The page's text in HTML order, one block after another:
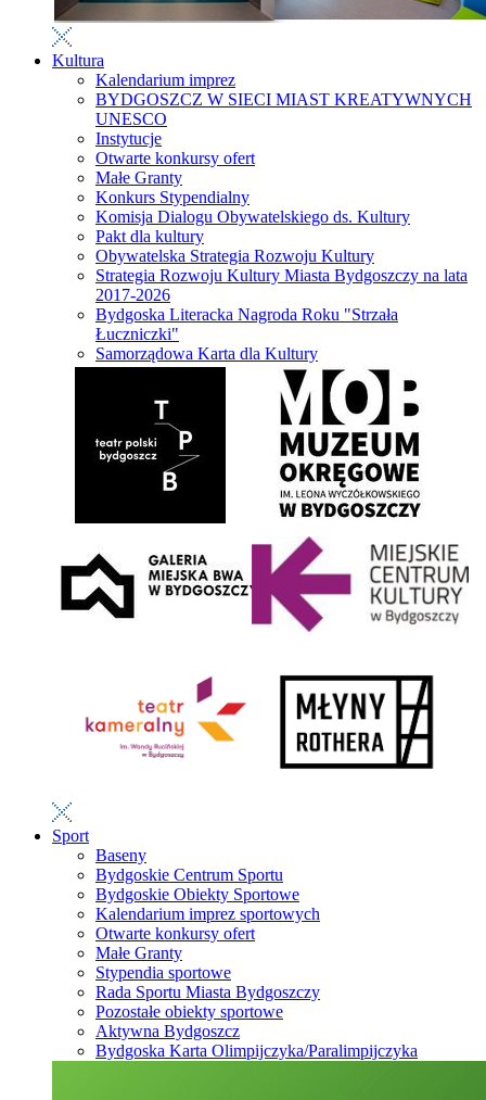
Kultura
Kalendarium imprez
BYDGOSZCZ W SIECI MIAST KREATYWNYCH
UNESCO
Instytucje
Otwarte konkursy ofert
Małe Granty
Konkurs Stypendialny
Komisja Dialogu Obywatelskiego ds. Kultury
Pakt dla kultury
Obywatelska Strategia Rozwoju Kultury
Strategia Rozwoju Kultury Miasta Bydgoszczy na lata
2017-2026
Bydgoska Literacka Nagroda Roku "Strzała
Łuczniczki"
Samorządowa Karta dla Kultury
Sport
Baseny
Bydgoskie Centrum Sportu
Bydgoskie Obiekty Sportowe
Kalendarium imprez sportowych
Otwarte konkursy ofert
Małe Granty
Stypendia sportowe
Rada Sportu Miasta Bydgoszczy
Pozostałe obiekty sportowe
Aktywna Bydgoszcz
Bydgoska Karta Olimpijczyka/Paralimpijczyka